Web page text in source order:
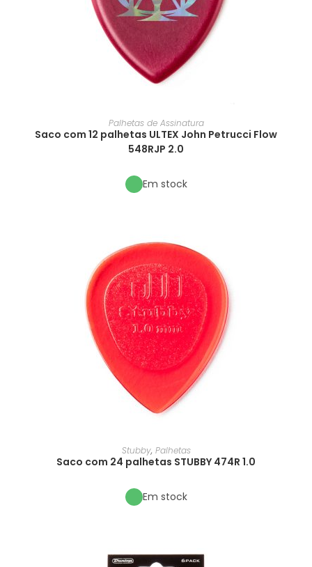
Palhetas de Assinatura
Saco com 12 palhetas ULTEX John Petrucci Flow
548RJP 2.0
Em stock
Stubby, Palhetas
Saco com 24 palhetas STUBBY 474R 1.0
Em stock